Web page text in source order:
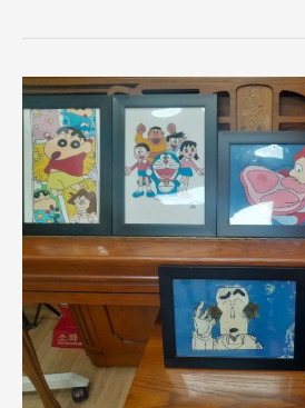
완
산
골
지
역
아
동
센
터
프
로
그
램